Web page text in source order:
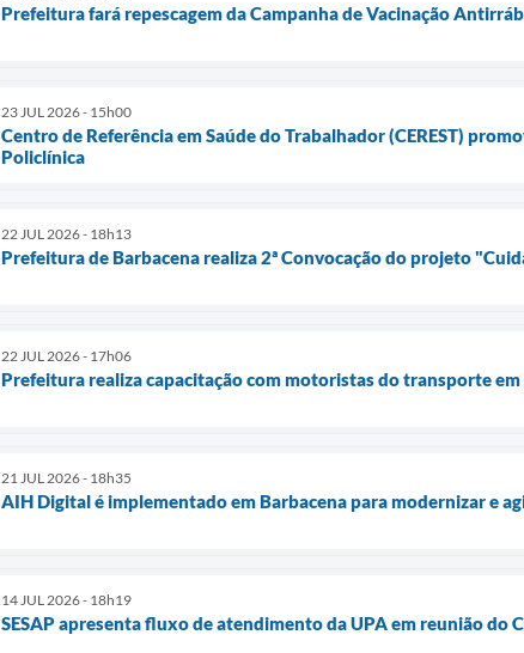
Prefeitura fará repescagem da Campanha de Vacinação
23 JUL 2026 - 15h00
Centro de Referência em Saúde do Trabalhador (CEREST)
Policlínica
22 JUL 2026 - 18h13
Prefeitura de Barbacena realiza 2ª Convocação do projeto
22 JUL 2026 - 17h06
Prefeitura realiza capacitação com motoristas do transporte em
21 JUL 2026 - 18h35
AIH Digital é implementado em Barbacena para modernizar e
14 JUL 2026 - 18h19
SESAP apresenta fluxo de atendimento da UPA em reunião do